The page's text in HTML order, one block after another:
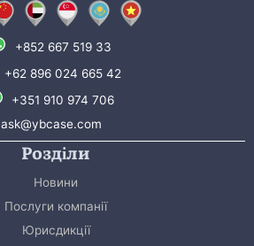
+852 667 519 33
+62 896 024 665 42
+351 910 974 706
ask@ybcase.com
Розділи
Новини
Послуги компанії
Юрисдикції